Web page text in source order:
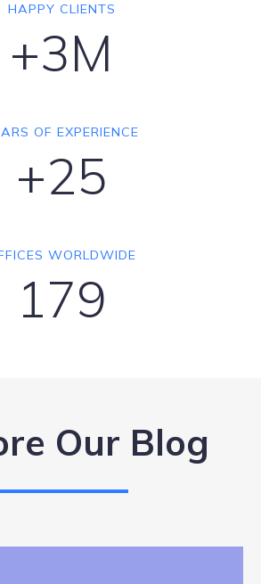
HAPPY CLIENTS
+3M
OF EXPERIENCE
+25
WORLDWIDE
179
Our Blog